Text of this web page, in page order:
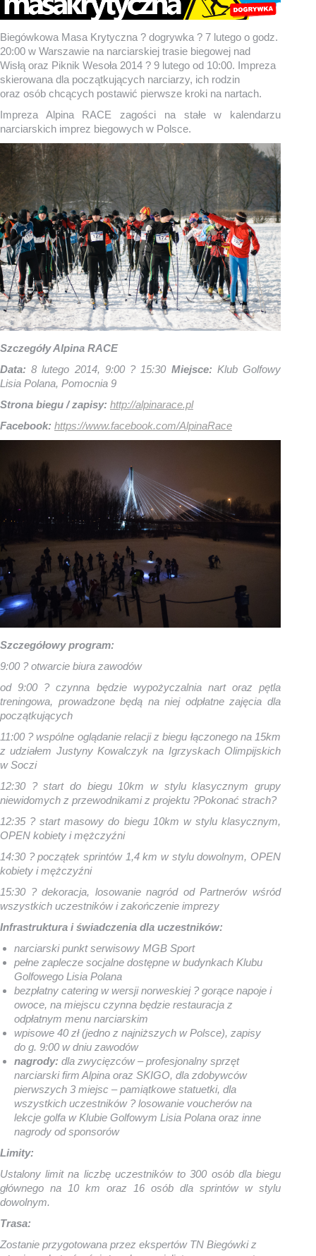
Biegówkowa Masa Krytyczna ? dogrywka ? 7 lutego o godz.
20:00 w Warszawie na narciarskiej trasie biegowej nad
Wisłą oraz Piknik Wesoła 2014 ? 9 lutego od 10:00. Impreza
skierowana dla początkujących narciarzy, ich rodzin
oraz osób chcących postawić pierwsze kroki na nartach.
Impreza Alpina RACE zagości na stałe w kalendarzu
narciarskich imprez biegowych w Polsce.
Szczegóły Alpina RACE
Data: 8 lutego 2014, 9:00 ? 15:30 Miejsce: Klub Golfowy
Lisia Polana, Pomocnia 9
Strona biegu / zapisy: http://alpinarace.pl
Facebook: https://www.facebook.com/AlpinaRace
Szczegółowy program:
9:00 ? otwarcie biura zawodów
od 9:00 ? czynna będzie wypożyczalnia nart oraz pętla
treningowa, prowadzone będą na niej odpłatne zajęcia dla
początkujących
11:00 ? wspólne oglądanie relacji z biegu łączonego na 15km
z udziałem Justyny Kowalczyk na Igrzyskach Olimpijskich
w Soczi
12:30 ? start do biegu 10km w stylu klasycznym grupy
niewidomych z przewodnikami z projektu ?Pokonać strach?
12:35 ? start masowy do biegu 10km w stylu klasycznym,
OPEN kobiety i mężczyźni
14:30 ? początek sprintów 1,4 km w stylu dowolnym, OPEN
kobiety i mężczyźni
15:30 ? dekoracja, losowanie nagród od Partnerów wśród
wszystkich uczestników i zakończenie imprezy
Infrastruktura i świadczenia dla uczestników:
narciarski punkt serwisowy MGB Sport
pełne zaplecze socjalne dostępne w budynkach Klubu
Golfowego Lisia Polana
bezpłatny catering w wersji norweskiej ? gorące napoje i
owoce, na miejscu czynna będzie restauracja z
odpłatnym menu narciarskim
wpisowe 40 zł (jedno z najniższych w Polsce), zapisy
do g. 9:00 w dniu zawodów
nagrody: dla zwycięzców – profesjonalny sprzęt
narciarski firm Alpina oraz SKIGO, dla zdobywców
pierwszych 3 miejsc – pamiątkowe statuetki, dla
wszystkich uczestników ? losowanie voucherów na
lekcje golfa w Klubie Golfowym Lisia Polana oraz inne
nagrody od sponsorów
Limity:
Ustalony limit na liczbę uczestników to 300 osób dla biegu
głównego na 10 km oraz 16 osób dla sprintów w stylu
dowolnym.
Trasa:
Zostanie przygotowana przez ekspertów TN Biegówki z